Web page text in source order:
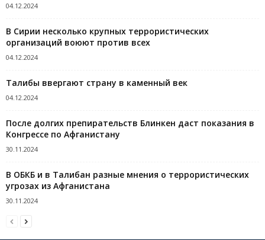
04.12.2024
В Сирии несколько крупных террористических
организаций воюют против всех
04.12.2024
Талибы ввергают страну в каменный век
04.12.2024
После долгих препирательств Блинкен даст показания в
Конгрессе по Афганистану
30.11.2024
В ОБКБ и в Талибан разные мнения о террористических
угрозах из Афганистана
30.11.2024